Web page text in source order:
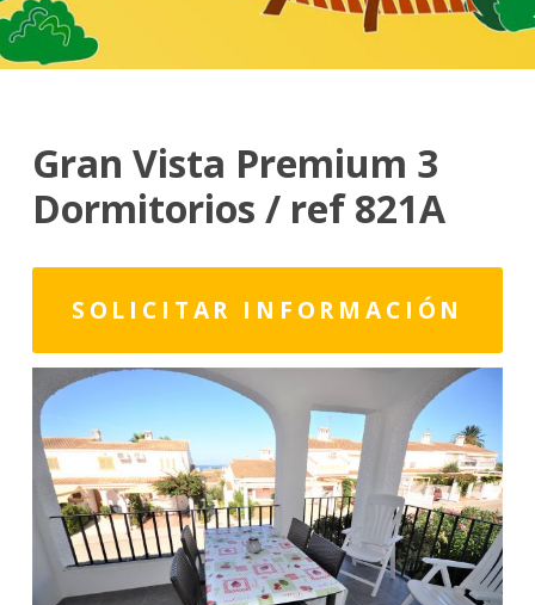
Gran Vista Premium 3
Dormitorios / ref 821A
SOLICITAR INFORMACIÓN